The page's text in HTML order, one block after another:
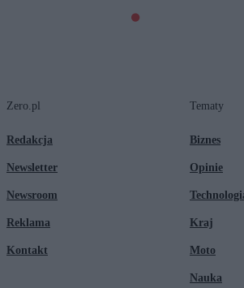
Zero.pl
Redakcja
Newsletter
Newsroom
Reklama
Kontakt
Tematy
Biznes
Opinie
Kraj
Moto
Nauka